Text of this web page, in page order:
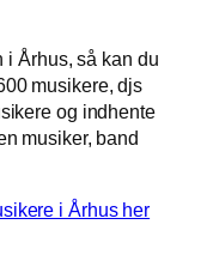
i Århus, så kan du
musikere, djs
og indhente
musiker, band
i Århus her